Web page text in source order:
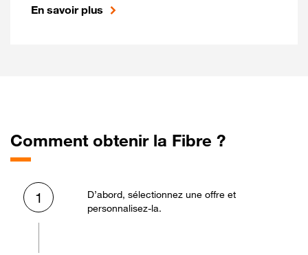
En savoir plus
Comment obtenir la Fibre ?
1
D’abord, sélectionnez une offre et
personnalisez-la.